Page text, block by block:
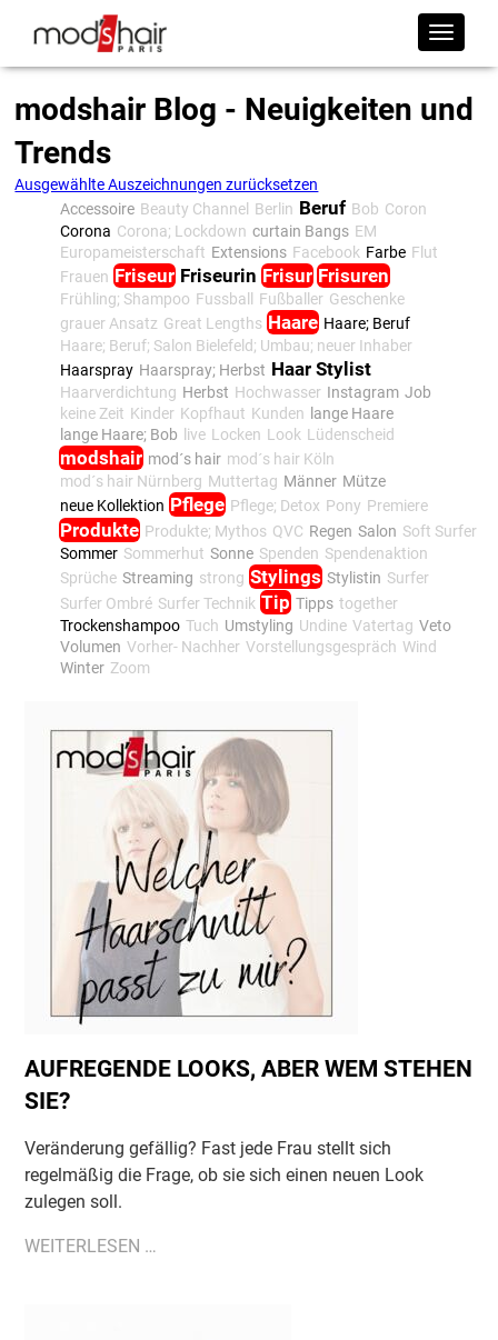
modshair Blog - Neuigkeiten und
Trends
Ausgewählte Auszeichnungen zurücksetzen
Accessoire Beauty Channel Berlin Beruf Bob Coron
Corona Corona; Lockdown curtain Bangs EM
Europameisterschaft Extensions Facebook Farbe Flut
Frauen Friseur Friseurin Frisur Frisuren
Frühling; Shampoo Fussball Fußballer Geschenke
grauer Ansatz Great Lengths Haare Haare; Beruf
Haare; Beruf; Salon Bielefeld; Umbau; neuer Inhaber
Haarspray Haarspray; Herbst Haar Stylist
Haarverdichtung Herbst Hochwasser Instagram Job
keine Zeit Kinder Kopfhaut Kunden
lange Haare
lange Haare; Bob
live Locken Look Lüdenscheid
modshair mod´s hair mod´s hair Köln
mod´s hair Nürnberg Muttertag Männer Mütze
neue Kollektion Pflege Pflege; Detox Pony Premiere
Produkte Produkte; Mythos QVC Regen Salon Soft Surfer
Sommer Sommerhut Sonne Spenden Spendenaktion
Sprüche Streaming strong Stylings Stylistin Surfer
Surfer Ombré Surfer Technik Tip Tipps together
Trockenshampoo Tuch Umstyling Undine Vatertag Veto
Volumen Vorher- Nachher Vorstellungsgespräch Wind
Winter Zoom
AUFREGENDE LOOKS, ABER WEM STEHEN
SIE?
Veränderung gefällig? Fast jede Frau stellt sich
regelmäßig die Frage, ob sie sich einen neuen Look
zulegen soll.
WEITERLESEN …